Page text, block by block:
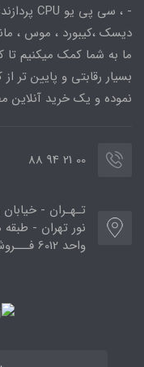
دیسک ،کیبورد ، موس ،
ما به شما کمک میکنیم تا
بسیار رقابتی و پایین تر
نموده و یک خرید آنلاین
00 21 94 88
تـهـران -
نور تهران -
واحد 6012 فـــروش هـمـکـار : واحد 6014